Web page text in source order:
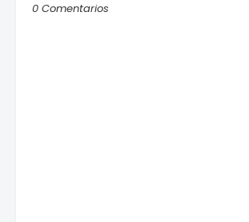
0 Comentarios